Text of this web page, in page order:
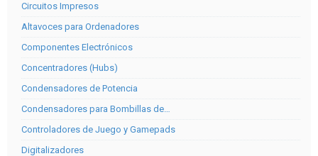
Circuitos Impresos
Altavoces para Ordenadores
Componentes Electrónicos
Concentradores (Hubs)
Condensadores de Potencia
Condensadores para Bombillas de…
Controladores de Juego y Gamepads
Digitalizadores